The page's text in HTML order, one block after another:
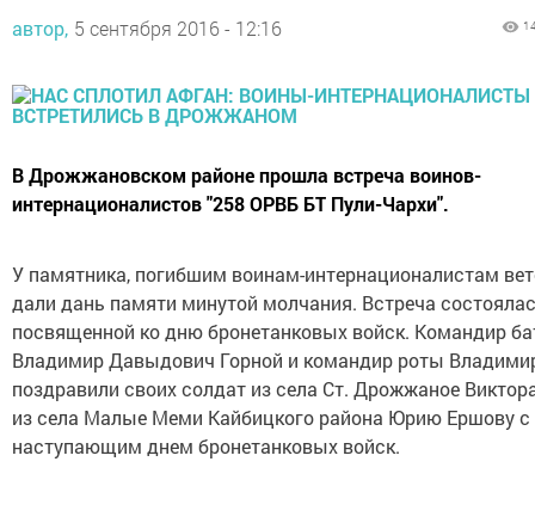
автор, 5 сентября 2016 - 12:16
В Дрожжановском районе прошла встреча воинов-
интернационалистов "258 ОРВБ БТ Пули-Чархи".
У памятника, погибшим воинам-интернационалистам
дали дань памяти минутой молчания. Встреча
посвященной ко дню бронетанковых войск. Командир
Владимир Давыдович Горной и командир роты
поздравили своих солдат из села Ст. Дрожжаное
из села Малые Меми Кайбицкого района Юрию Ершову с
наступающим днем бронетанковых войск.